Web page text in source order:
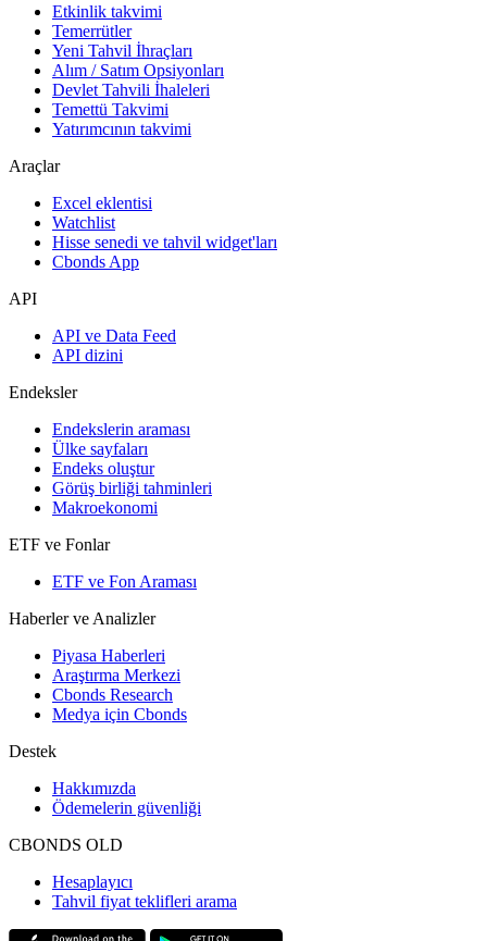
Etkinlik takvimi
Temerrütler
Yeni Tahvil İhraçları
Alım / Satım Opsiyonları
Devlet Tahvili İhaleleri
Temettü Takvimi
Yatırımcının takvimi
Araçlar
Excel eklentisi
Watchlist
Hisse senedi ve tahvil widget'ları
Cbonds App
API
API ve Data Feed
API dizini
Endeksler
Endekslerin araması
Ülke sayfaları
Endeks oluştur
Görüş birliği tahminleri
Makroekonomi
ETF ve Fonlar
ETF ve Fon Araması
Haberler ve Analizler
Piyasa Haberleri
Araştırma Merkezi
Cbonds Research
Medya için Cbonds
Destek
Hakkımızda
Ödemelerin güvenliği
CBONDS OLD
Hesaplayıcı
Tahvil fiyat teklifleri arama